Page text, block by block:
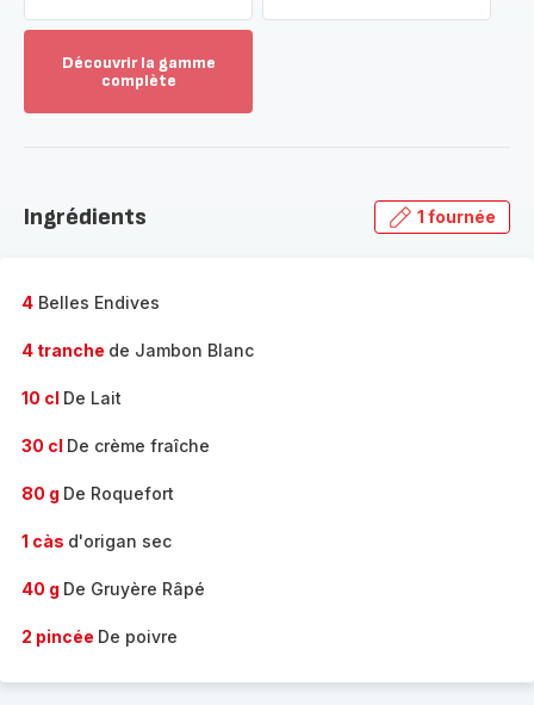
Découvrir la gamme
complète
gamme
Ingrédients 1 fournée
4 Belles Endives
4 tranche de Jambon Blanc
10 cl De Lait
30 cl De crème fraîche
80 g De Roquefort
1 càs d'origan sec
40 g De Gruyère Râpé
2 pincée De poivre